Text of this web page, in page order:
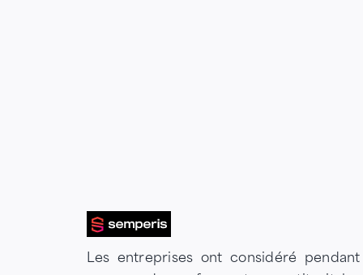
Les entreprises ont considéré